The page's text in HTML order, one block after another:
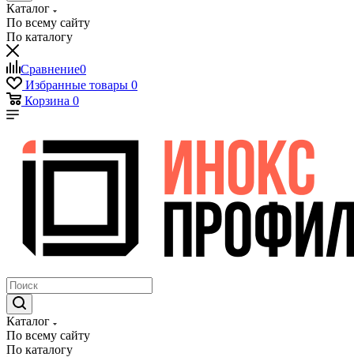
Каталог
По всему сайту
По каталогу
Сравнение0
Избранные товары 0
Корзина 0
Каталог
По всему сайту
По каталогу